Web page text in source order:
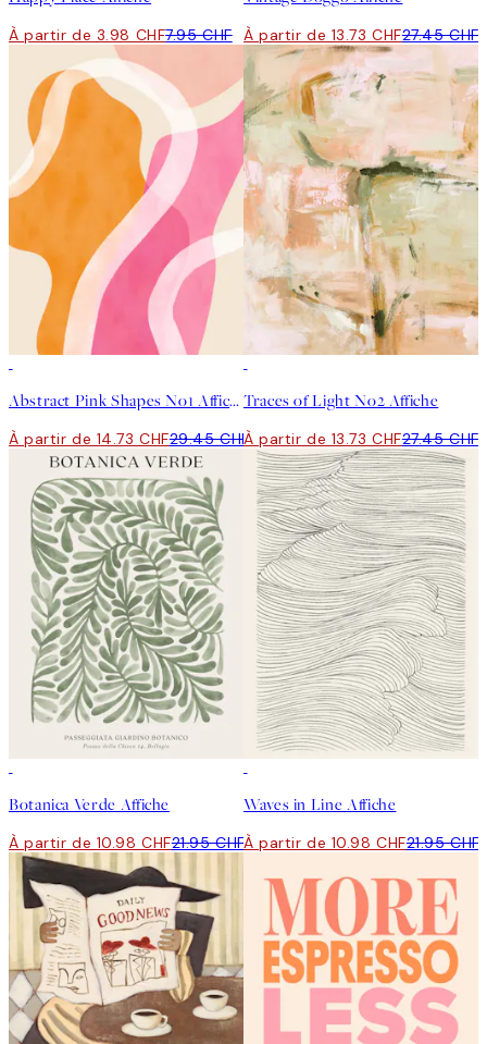
À partir de 3.98 CHF7.95 CHF À partir de 13.73 CHF27.45 CHF
Abstract Pink Shapes No1 Affiche
À partir de 14.73 CHF29.45 CHF
Traces of Light No2 Affiche
À partir de 13.73 CHF27.45 CHF
Botanica Verde Affiche
À partir de 10.98 CHF21.95 CHF
Waves in Line Affiche
À partir de 10.98 CHF21.95 CHF